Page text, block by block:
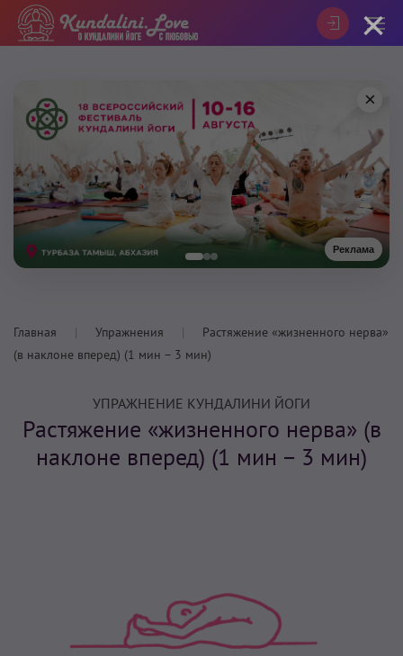
Реклама
×
Главная Упражнения
Растяжение «жизненного нерва»
(в наклоне вперед) (1 мин – 3 мин)
УПРАЖНЕНИЕ КУНДАЛИНИ ЙОГИ
Растяжение «жизненного нерва» (в
наклоне вперед) (1 мин – 3 мин)
×